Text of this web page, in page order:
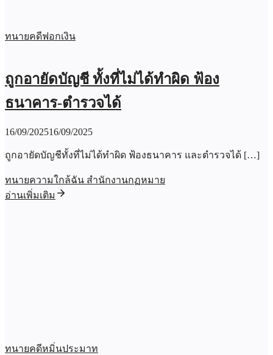
ทนายคดีฟอกเงิน
ถูกอายัดบัญชี ทั้งที่ไม่ได้ทำผิด ฟ้อง
ธนาคาร-ตำรวจได้
16/09/202516/09/2025
ถูกอายัดบัญชีทั้งที่ไม่ได้ทำผิด ฟ้องธนาคาร และตำรวจได้ […]
ทนายความใกล้ฉัน สำนักงานกฏหมาย
อ่านเพิ่มเติม
ทนายคดีหมิ่นประมาท